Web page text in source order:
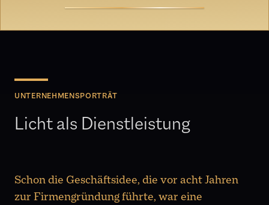
UNTERNEHMENSPORTRÄT
Licht als Dienstleistung
Schon die Geschäftsidee, die vor acht Jahren
zur Firmengründung führte, war eine